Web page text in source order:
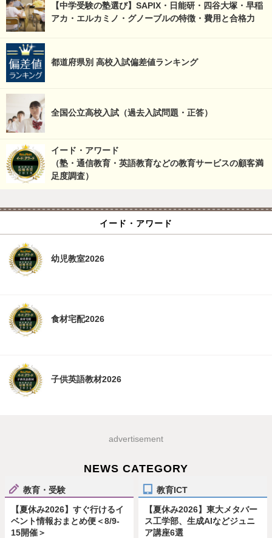
【中学受験の塾選び】SAPIX・日能研・四谷大塚・早稲
アカ・エルカミノ・グノーブルの特徴・費用と合格力
都道府県別 高校入試偏差値ランキング
全国公立高校入試（過去入試問題・正答）
イード・アワード
（塾・通信教育・英語教育などの教育サービスの顧客満
足度調査）
イード・アワード
幼児教室2026
食材宅配2026
子供英語教材2026
advertisement
NEWS CATEGORY
教育・受験
【夏休み2026】すぐ行けるイ
ベント情報おまとめ便＜8/9-
15開催＞
教育ICT
【夏休み2026】東大メタバー
ス工学部、生成AIなどジュニ
ア講座6選